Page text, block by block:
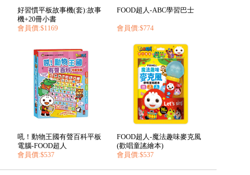
好習慣平板故事機(套):故事
機+20冊小書
會員價:$1169
FOOD超人-ABC學習巴士
會員價:$774
吼！動物王國有聲百科平板
電腦-FOOD超人
會員價:$537
FOOD超人-魔法趣味麥克風
(歡唱童謠繪本)
會員價:$537